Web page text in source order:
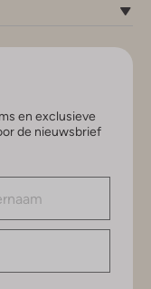
en exclusieve
de nieuwsbrief